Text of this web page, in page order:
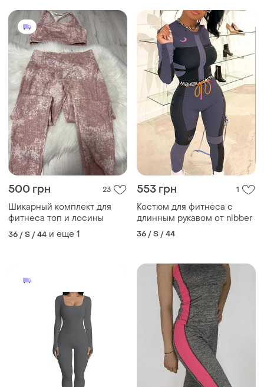
500 грн 23
Шикарный комплект для
фитнеса топ и лосины
36 / S / 44 и еще 1
553 грн 1
Костюм для фитнеса с
длинным рукавом от nibber
36 / S / 44